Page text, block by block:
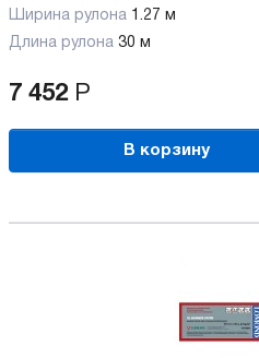
Ширина рулона 1.27 м
Длина рулона 30 м
7 452 Р
В корзину